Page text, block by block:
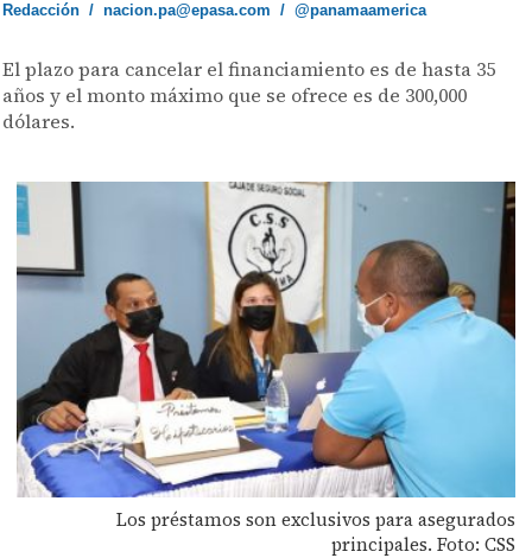
Redacción /nacion.pa@epasa.com /@panamaamerica
El plazo para cancelar el financiamiento es de hasta 35
años y el monto máximo que se ofrece es de 300,000
dólares.
Los préstamos son exclusivos para asegurados
principales. Foto: CSS